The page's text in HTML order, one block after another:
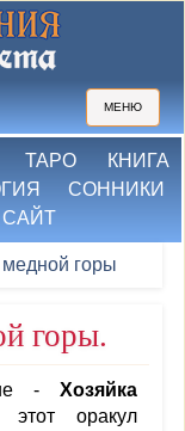
МЕНЮ
ТАРО
КНИГА
СОННИКИ
медной горы
горы.
- Хозяйка
этот оракул